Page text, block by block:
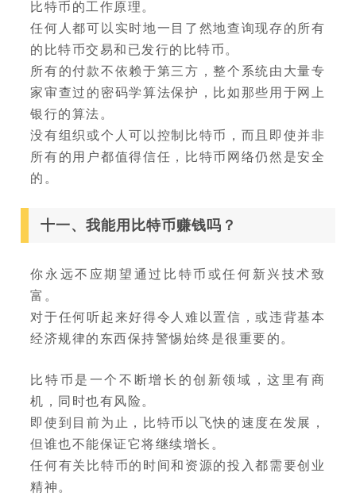
比特币的工作原理。
任何人都可以实时地一目了然地查询现存的所有
的比特币交易和已发行的比特币。
所有的付款不依赖于第三方，整个系统由大量专
家审查过的密码学算法保护，比如那些用于网上
银行的算法。
没有组织或个人可以控制比特币，而且即使并非
所有的用户都值得信任，比特币网络仍然是安全
的。
十一、我能用比特币赚钱吗？
你永远不应期望通过比特币或任何新兴技术致
富。
对于任何听起来好得令人难以置信，或违背基本
经济规律的东西保持警惕始终是很重要的。
比特币是一个不断增长的创新领域，这里有商
机，同时也有风险。
即使到目前为止，比特币以飞快的速度在发展，
但谁也不能保证它将继续增长。
任何有关比特币的时间和资源的投入都需要创业
精神。